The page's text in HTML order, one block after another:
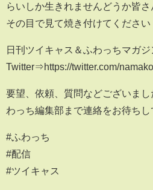
らいしか生きれませんどうか皆
その目で見て焼き付けてください
日刊ツイキャス＆ふわっちマガジ
Twitter⇒https://twitter.com/
要望、依頼、質問などございま
わっち編集部まで連絡をお待ちし
#ふわっち
#配信
#ツイキャス